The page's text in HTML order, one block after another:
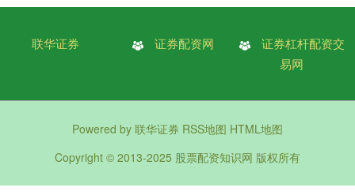
联华证券 证券配资网
证券杠杆配资交
易网
Powered by 联华证券 RSS地图 HTML地图
Copyright © 2013-2025 股票配资知识网 版权所有